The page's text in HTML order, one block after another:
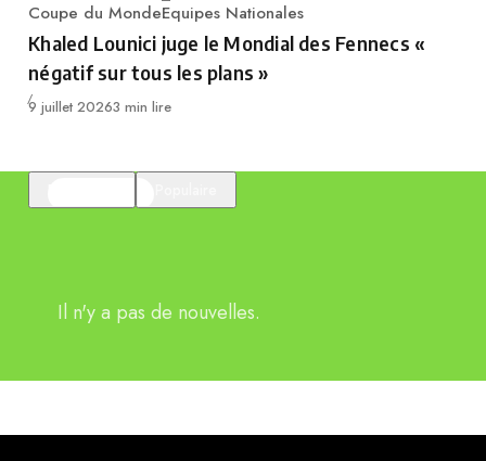
Category
Coupe du MondeEquipes Nationales
Khaled Lounici juge le Mondial des Fennecs «
négatif sur tous les plans »
Publié
9 juillet 20263 min lire
Il n'y a pas de nouvelles.